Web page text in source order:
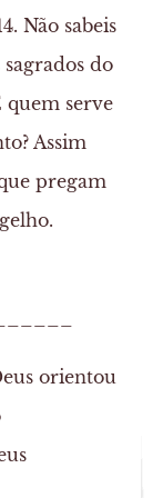
Não sabeis
do
quem serve
Assim
pregam
orientou